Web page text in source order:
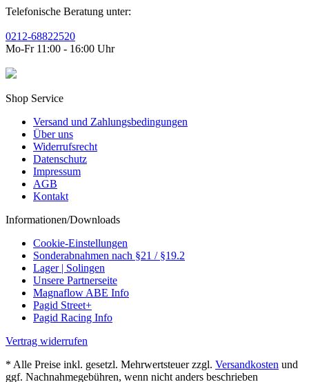
Telefonische Beratung unter:
0212-68822520
Mo-Fr 11:00 - 16:00 Uhr
Shop Service
Versand und Zahlungsbedingungen
Über uns
Widerrufsrecht
Datenschutz
Impressum
AGB
Kontakt
Informationen/Downloads
Cookie-Einstellungen
Sonderabnahmen nach §21 / §19.2
Lager | Solingen
Unsere Partnerseite
Magnaflow ABE Info
Pagid Street+
Pagid Racing Info
Vertrag widerrufen
* Alle Preise inkl. gesetzl. Mehrwertsteuer zzgl. Versandkosten und
ggf. Nachnahmegebühren, wenn nicht anders beschrieben